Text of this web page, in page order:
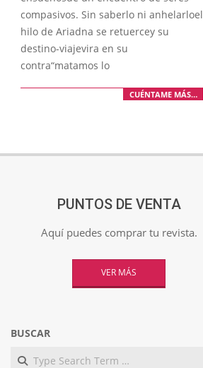
compasivos. Sin saberlo ni anhelarloel
hilo de Ariadna se retuercey su
destino-viajevira en su
contra“matamos lo
CUÉNTAME MÁS…
PUNTOS DE VENTA
Aquí puedes comprar tu revista.
VER MÁS
BUSCAR
Search